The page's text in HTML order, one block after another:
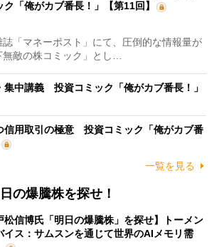
ク「俺がカブ番長！」【第11回】
「マネーポスト」にて、圧倒的な情報量が
敵の株コミック」とし…
集中講義 投資コミック「俺がカブ番長！」
信用取引の極意 投資コミック「俺がカブ番
一覧を見る
の爆騰株を探せ！
松信博氏「明日の爆騰株」を探せ】トーメン
イス：サムスンを通じて世界のAIメモリ需